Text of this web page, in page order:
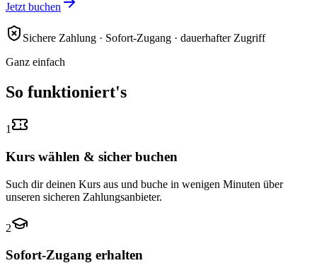
Jetzt buchen
Sichere Zahlung · Sofort-Zugang · dauerhafter Zugriff
Ganz einfach
So funktioniert's
1
Kurs wählen & sicher buchen
Such dir deinen Kurs aus und buche in wenigen Minuten über
unseren sicheren Zahlungsanbieter.
2
Sofort-Zugang erhalten